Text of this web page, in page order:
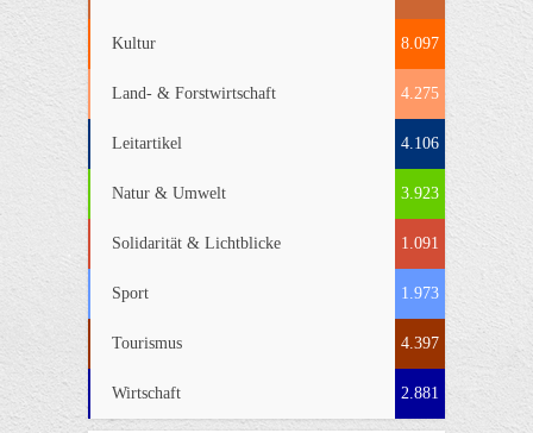
Kultur 8.097
Land- & Forstwirtschaft 4.275
Leitartikel 4.106
Natur & Umwelt 3.923
Solidarität & Lichtblicke 1.091
Sport 1.973
Tourismus 4.397
Wirtschaft 2.881